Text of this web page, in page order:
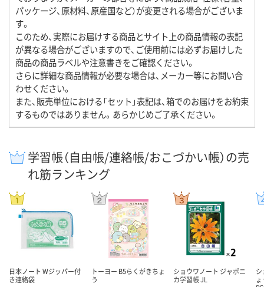
パッケージ、原材料、原産国など）が変更される場合がございま
す。
このため、実際にお届けする商品とサイト上の商品情報の表記
が異なる場合がございますので、ご使用前には必ずお届けした
商品の商品ラベルや注意書きをご確認ください。
さらに詳細な商品情報が必要な場合は、メーカー等にお問い合
わせください。
また、販売単位における「セット」表記は、箱でのお届けをお約束
するものではありません。あらかじめご了承ください。
学習帳（自由帳/連絡帳/おこづかい帳）の売
れ筋ランキング
日本ノート Wジッパー付
き連絡袋
トーヨー B5らくがきちょ
う
ショウワノート ジャポニ
カ学習帳 JL